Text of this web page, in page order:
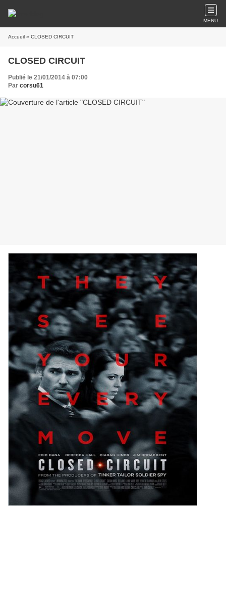
MENU
Accueil » CLOSED CIRCUIT
CLOSED CIRCUIT
Publié le 21/01/2014 à 07:00
Par corsu61